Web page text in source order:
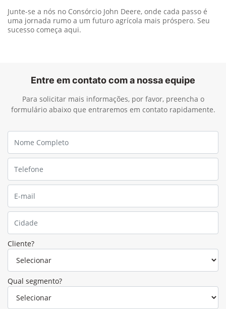
Junte-se a nós no Consórcio John Deere, onde cada passo é
uma jornada rumo a um futuro agrícola mais próspero. Seu
sucesso começa aqui.
Entre em contato com a nossa equipe
Para solicitar mais informações, por favor, preencha o
formulário abaixo que entraremos em contato rapidamente.
Cliente?
Qual segmento?